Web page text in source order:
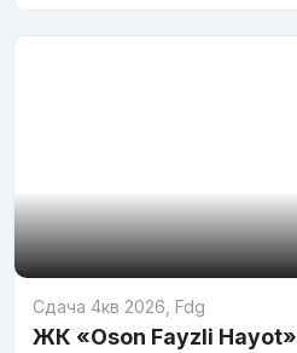
Сдача 4кв 2026 Fdg
ЖК «Oson Fayzli Hayot»